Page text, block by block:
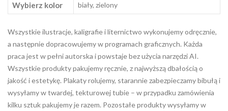
Wybierz kolor biały, zielony
Wszystkie ilustracje, kaligrafie i liternictwo wykonujemy odręcznie,
a następnie dopracowujemy w programach graficznych. Każda
praca jest w pełni autorska i powstaje bez użycia narzędzi AI.
Wszystkie produkty pakujemy ręcznie, z najwyższą dbałością o
jakość i estetykę. Plakaty rolujemy, starannie zabezpieczamy bibułą i
wysyłamy w twardej, tekturowej tubie – w przypadku zamówienia
kilku sztuk pakujemy je razem. Pozostałe produkty wysyłamy w